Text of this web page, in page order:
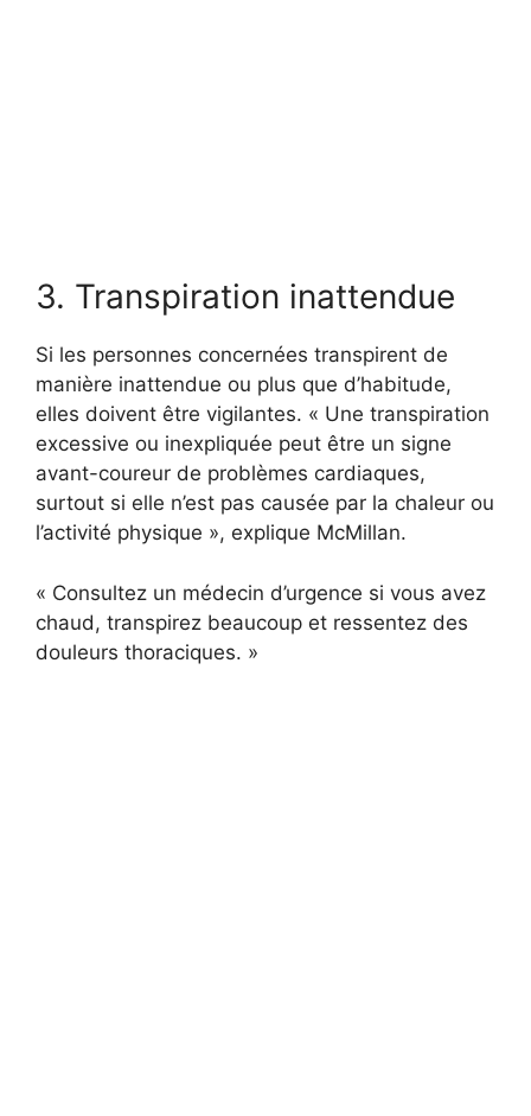
3. Transpiration inattendue
Si les personnes concernées transpirent de
manière inattendue ou plus que d’habitude,
elles doivent être vigilantes. « Une transpiration
excessive ou inexpliquée peut être un signe
avant-coureur de problèmes cardiaques,
surtout si elle n’est pas causée par la chaleur ou
l’activité physique », explique McMillan.
« Consultez un médecin d’urgence si vous avez
chaud, transpirez beaucoup et ressentez des
douleurs thoraciques. »